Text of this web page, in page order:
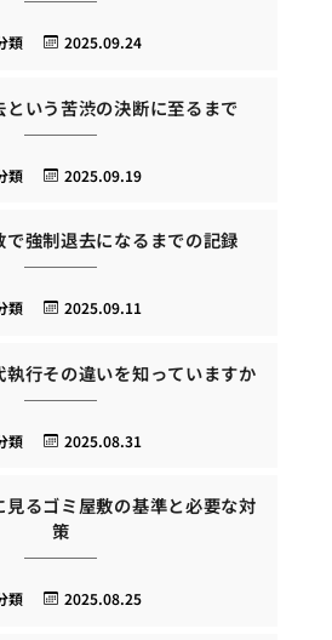
2025.09.24
類
いう苦渋の決断に至るまで
2025.09.19
類
で強制退去になるまでの記録
2025.09.11
類
行その違いを知っていますか
2025.08.31
類
るゴミ屋敷の基準と必要な対
策
2025.08.25
類